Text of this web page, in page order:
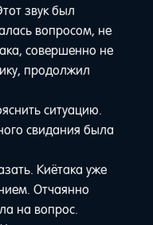
звук был
вопросом, не
совершенно не
продолжил
ситуацию.
свидания была
Киётака уже
Отчаянно
на вопрос.